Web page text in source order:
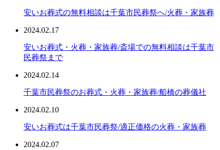
安いお葬式の無料相談は千葉市民葬祭へ/火葬・家族葬
2024.02.17
安いお葬式・火葬・家族葬/斎場での無料相談は千葉市
民葬祭まで
2024.02.14
千葉市民葬祭のお葬式・火葬・家族葬/船橋の葬儀社
2024.02.10
安いお葬式は千葉市民葬祭/適正価格の火葬・家族葬
2024.02.07